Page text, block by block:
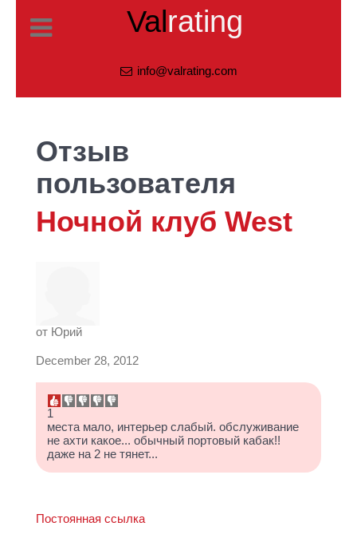
Valrating
info@valrating.com
Отзыв
пользователя
Ночной клуб West
от Юрий
December 28, 2012
1
места мало, интерьер слабый. обслуживание
не ахти какое... обычный портовый кабак!!
даже на 2 не тянет...
Постоянная ссылка